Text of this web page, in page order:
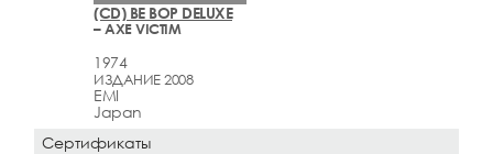
(CD) BE BOP DELUXE
– AXE VICTIM
1974
ИЗДАНИЕ 2008
EMI
Japan
Сертификаты